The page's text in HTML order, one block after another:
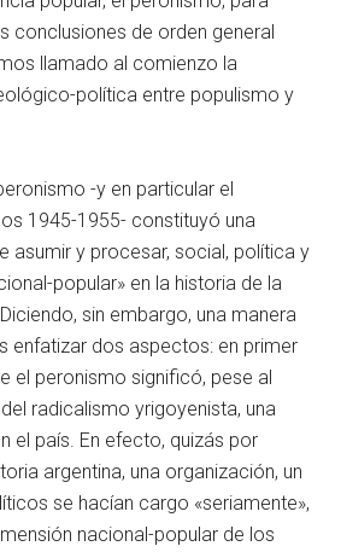
conclusiones de orden general
llamado al comienzo la
política entre populismo y
-y en particular el
1945-1955- constituyó una
asumir y procesar, social, política y
popular» en la historia de la
sin embargo, una manera
enfatizar dos aspectos: en primer
el peronismo significó, pese al
radicalismo yrigoyenista, una
el país. En efecto, quizás por
argentina, una organización, un
se hacían cargo «seriamente»,
nacional-popular de los